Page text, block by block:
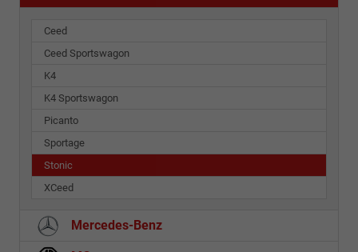
Ceed
Ceed Sportswagon
K4
K4 Sportswagon
Picanto
Sportage
Stonic
XCeed
Mercedes-Benz